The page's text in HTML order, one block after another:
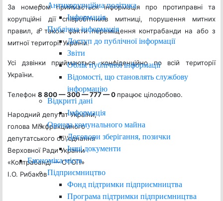
Антикорупційна політика
Інформація
Публічна інформація
Доступ до публічної інформації
Звіти
Облік публічної інформації
Відомості, що становлять службову
інформацію
Відкриті дані
Інформація
Оренда комунального майна
Договори зберігання, позички
Інші документи
Економіка міста
Підприємництво
Фонд підтримки підприємництва
Програма підтримки підприємництва
За номером приймається інформація про протиправні та
корупційні дії співробітників митниці, порушення митних
правил, а також факти переміщення контрабанди на або з
митної території України.
Усі дзвінки приймаються конфіденційно по всій території
України.
Телефон 8 800 — 300 — 777 — 0 працює цілодобово.
Народний депутат України,
голова Міжфракційного
депутатського об\'єднання
Верховної Ради України
«Контрабанді — СТОП»
І.О. Рибаков